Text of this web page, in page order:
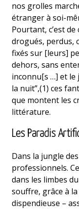
nos grolles
étranger à soi-
Pourtant, c’est
drogués, perdus,
fixés sur [leurs]
dehors, sans
inconnu[s …] et le
la nuit”,(1) ces
que montent les
littérature.
Les Paradis
Dans la jungle
professionnels.
dans les limbes
souffre, grâce à
dispendieuse –